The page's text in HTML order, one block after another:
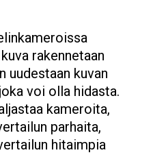
rakennetaan
uudestaan kuvan
voi olla hidasta.
kameroita,
parhaita,
hitaimpia